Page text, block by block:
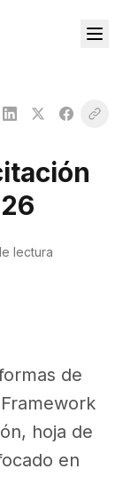
lectura
de
hoja de
en